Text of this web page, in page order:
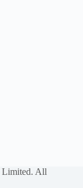
Limited. All